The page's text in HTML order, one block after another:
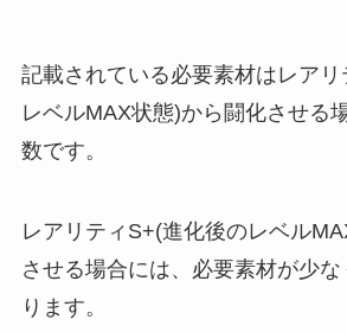
記載されている必要素材はレア
レベルMAX状態)から闘化させる
数です。
レアリティS+(進化後のレベル
させる場合には、必要素材が少
ります。